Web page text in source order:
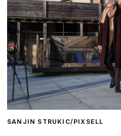
SANJIN STRUKIC/PIXSELL